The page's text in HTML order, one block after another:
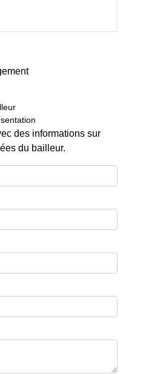
des informations sur
du bailleur.